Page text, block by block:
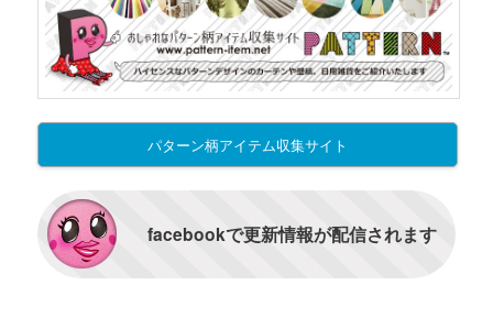
パターン柄アイテム収集サイト
facebookで更新情報が配信されます